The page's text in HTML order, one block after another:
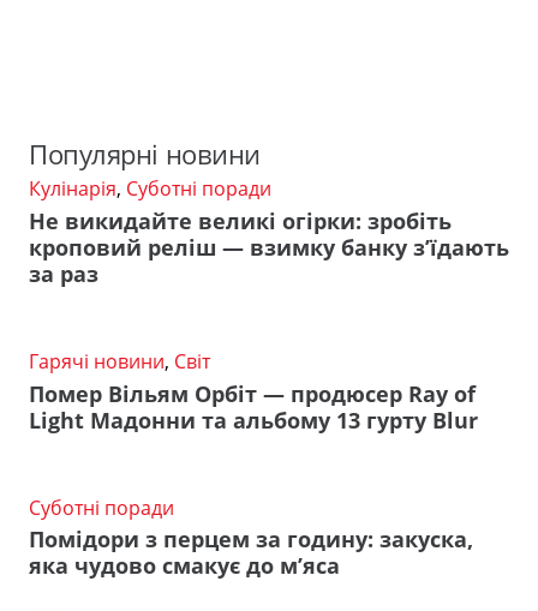
Популярні новини
Кулінарія, Суботні поради
Не викидайте великі огірки: зробіть
кроповий реліш — взимку банку з’їдають
за раз
Гарячі новини, Світ
Помер Вільям Орбіт — продюсер Ray of
Light Мадонни та альбому 13 гурту Blur
Суботні поради
Помідори з перцем за годину: закуска,
яка чудово смакує до м’яса